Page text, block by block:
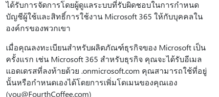
ได้รับการจัดการโดยผู้ดูแลระบบที่รับผิดชอบในการกําหนด
บัญชีผู้ใช้และสิทธิ์การใช้งาน Microsoft 365 ให้กับบุคคลใน
องค์กรของพวกเขา
เมื่อคุณลงทะเบียนสําหรับผลิตภัณฑ์ธุรกิจของ Microsoft เป็น
ครั้งแรก เช่น Microsoft 365 สําหรับธุรกิจ คุณจะได้รับอีเมล
แอดเดรสที่ลงท้ายด้วย .onmicrosoft.com คุณสามารถใช้ที่อยู่
นั้นหรือกําหนดเองได้โดยการเพิ่มโดเมนของคุณเอง
(you@FourthCoffee.com)